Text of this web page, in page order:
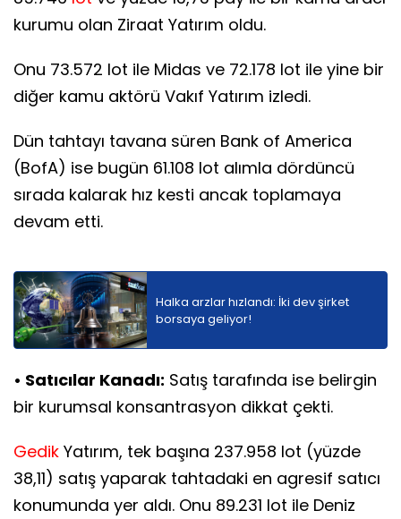
kurumu olan Ziraat Yatırım oldu.
Onu 73.572 lot ile Midas ve 72.178 lot ile yine bir
diğer kamu aktörü Vakıf Yatırım izledi.
Dün tahtayı tavana süren Bank of America
(BofA) ise bugün 61.108 lot alımla dördüncü
sırada kalarak hız kesti ancak toplamaya
devam etti.
Halka arzlar hızlandı: İki dev şirket
borsaya geliyor!
• Satıcılar Kanadı: Satış tarafında ise belirgin
bir kurumsal konsantrasyon dikkat çekti.
Gedik Yatırım, tek başına 237.958 lot (yüzde
38,11) satış yaparak tahtadaki en agresif satıcı
konumunda yer aldı. Onu 89.231 lot ile Deniz